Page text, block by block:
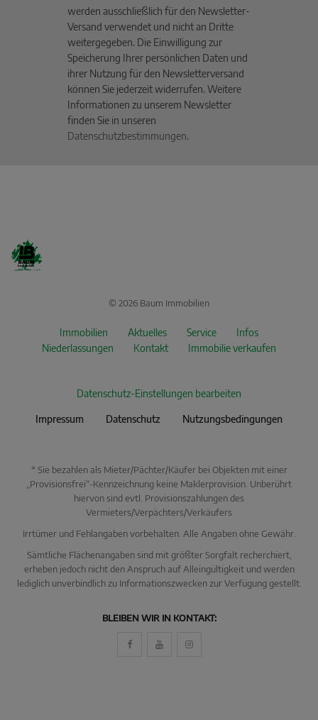
werden ausschließlich für den Newsletter-
Versand verwendet und nicht an Dritte
weitergegeben. Die Einwilligung zur
Speicherung Ihrer persönlichen Daten und
ihrer Nutzung für den Newsletterversand
können Sie jederzeit widerrufen. Weitere
Informationen zu unserem Newsletter
finden Sie in unseren
Datenschutzbestimmungen.
© 2026 Baum Immobilien
Immobilien Aktuelles Service
Infos
Niederlassungen
Kontakt Immobilie verkaufen
Datenschutz-Einstellungen bearbeiten
Impressum Datenschutz Nutzungsbedingungen
* Sie bezahlen als Mieter/Pächter/Käufer bei Objekten mit einer
„Provisionsfrei“-Kennzeichnung keine Maklerprovision. Unberührt
hiervon sind evtl. Provisionszahlungen des
Vermieters/Verpächters/Verkäufers
Irrtümer und Fehlangaben vorbehalten. Alle Angaben ohne Gewähr.
Sämtliche Flächenangaben sind mit größter Sorgfalt recherchiert,
erheben jedoch nicht den Anspruch auf Alleingültigkeit und werden
lediglich unverbindlich zu Informationszwecken zur Verfügung gestellt.
BLEIBEN WIR IN KONTAKT: